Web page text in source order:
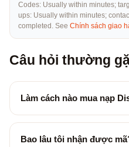
Codes: Usually within minutes;
ups: Usually within minutes;
completed. See Chính sách giao
Câu hỏi thường
Làm cách nào mua nạp
Bao lâu tôi nhận được